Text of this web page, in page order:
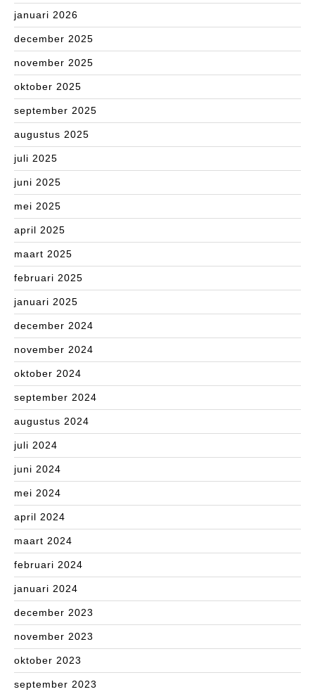
januari 2026
december 2025
november 2025
oktober 2025
september 2025
augustus 2025
juli 2025
juni 2025
mei 2025
april 2025
maart 2025
februari 2025
januari 2025
december 2024
november 2024
oktober 2024
september 2024
augustus 2024
juli 2024
juni 2024
mei 2024
april 2024
maart 2024
februari 2024
januari 2024
december 2023
november 2023
oktober 2023
september 2023